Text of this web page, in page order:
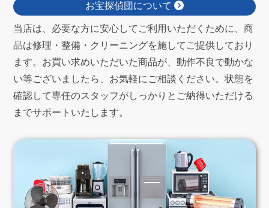
お宝探偵団について
当店は、必要な方に安心してご利用いただくために、商
品は修理・整備・クリーニングを施してご提供しており
ます。お買い求めいただいた商品が、動作不良で動かな
い等ございましたら、お気軽にご相談ください。状態を
確認して専任のスタッフがしっかりとご納得いただける
までサポートいたします。